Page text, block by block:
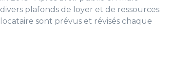
plafonds de loyer et de ressources
sont prévus et révisés chaque